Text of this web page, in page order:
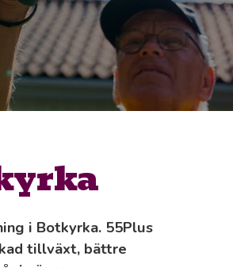
i Botkyrka. 55Plus
tillväxt, bättre